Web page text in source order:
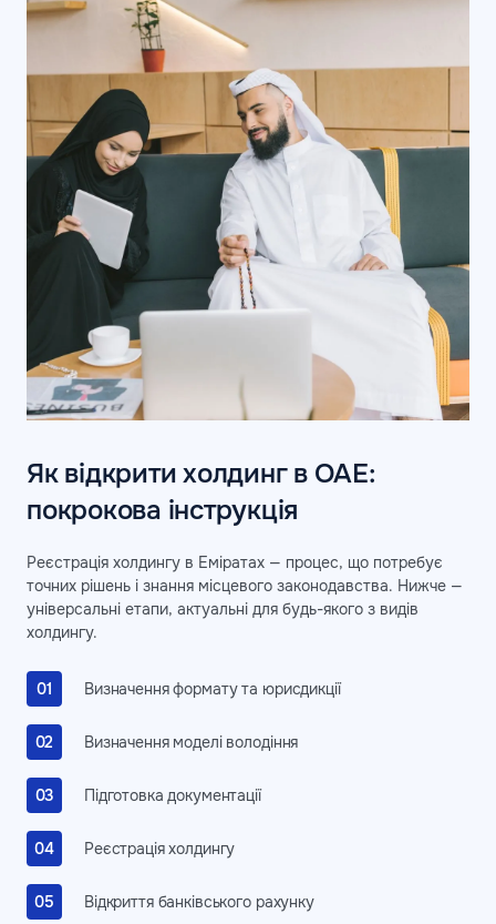
Як відкрити холдинг в ОАЕ:
покрокова інструкція
Реєстрація холдингу в Еміратах — процес, що потребує
точних рішень і знання місцевого законодавства. Нижче —
універсальні етапи, актуальні для будь-якого з видів
холдингу.
Визначення формату та юрисдикції
Визначення моделі володіння
Підготовка документації
Реєстрація холдингу
Відкриття банківського рахунку